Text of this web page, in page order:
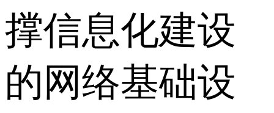
撑信息化建设
的网络基础设